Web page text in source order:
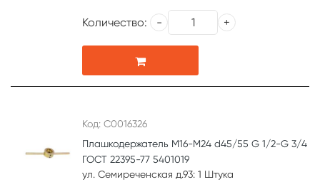
Количество:
Код: С0016326
Плашкодержатель М16-М24 d45/55 G 1/2-G 3/4
ГОСТ 22395-77 5401019
ул. Семиреченская д.93: 1 Штука